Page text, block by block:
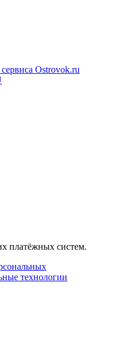
Ostrovok.ru
платёжных систем.
технологии